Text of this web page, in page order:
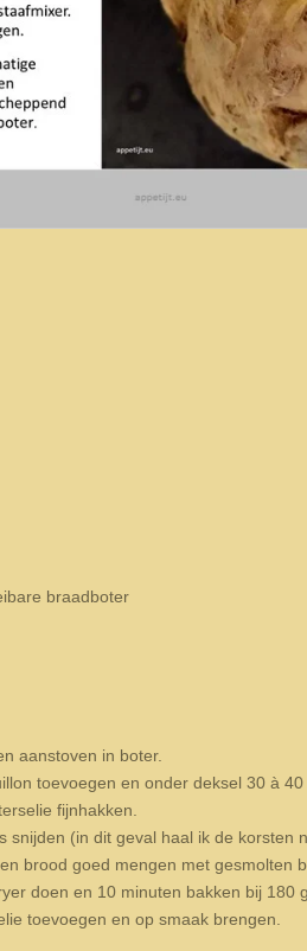
braadboter
aanstoven in boter.
toevoegen en onder deksel 30 à
fijnhakken.
snijden (in dit geval haal ik de korsten
brood goed mengen met gesmolten
doen en 10 minuten bakken bij 180
toevoegen en op smaak brengen.